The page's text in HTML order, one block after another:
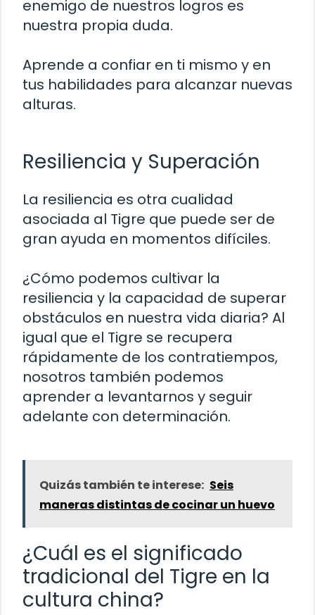
enemigo de nuestros logros es
nuestra propia duda.
Aprende a confiar en ti mismo y en
tus habilidades para alcanzar nuevas
alturas.
Resiliencia y Superación
La resiliencia es otra cualidad
asociada al Tigre que puede ser de
gran ayuda en momentos difíciles.
¿Cómo podemos cultivar la
resiliencia y la capacidad de superar
obstáculos en nuestra vida diaria? Al
igual que el Tigre se recupera
rápidamente de los contratiempos,
nosotros también podemos
aprender a levantarnos y seguir
adelante con determinación.
Quizás también te interese: Seis
maneras distintas de cocinar un huevo
¿Cuál es el significado
tradicional del Tigre en la
cultura china?